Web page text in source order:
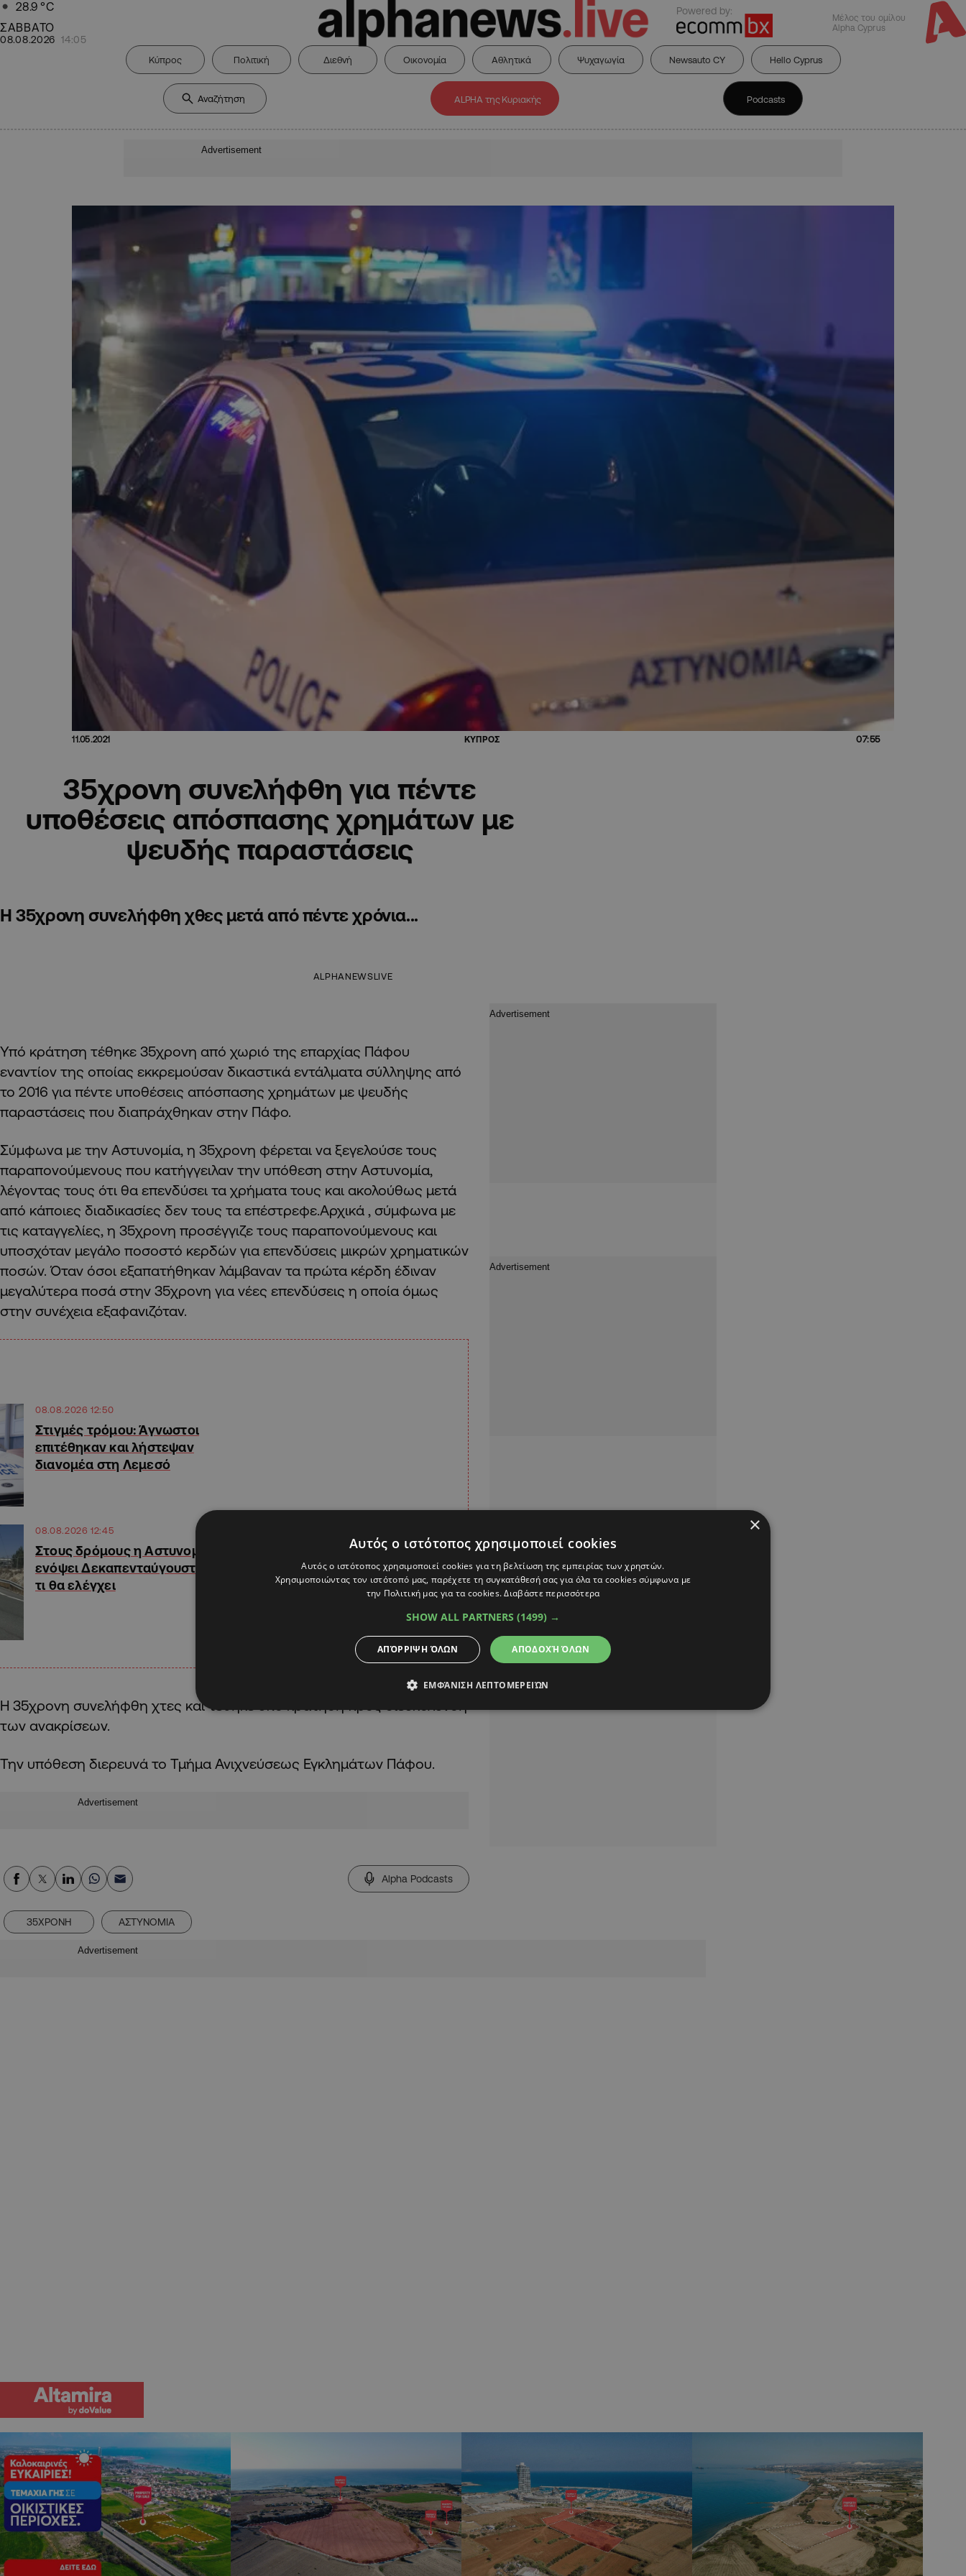
28.9 °C
ΣΑΒΒΑΤΟ
08.08.2026 14:05
Powered by:
Μέλος του ομίλου
Alpha Cyprus
Κύπρος Πολιτική Διεθνή Οικονομία Αθλητικά Ψυχαγωγία Newsauto CY Hello Cyprus
ALPHA της Κυριακής Podcasts
Advertisement
11.05.2021 ΚΥΠΡΟΣ 07:55
35χρονη συνελήφθη για πέντε
υποθέσεις απόσπασης χρημάτων με
ψευδής παραστάσεις
H 35χρονη συνελήφθη χθες μετά από πέντε χρόνια...
ALPHANEWSLIVE
Υπό κράτηση τέθηκε 35χρονη από χωριό της επαρχίας Πάφου
εναντίον της οποίας εκκρεμούσαν δικαστικά εντάλματα σύλληψης από
το 2016 για πέντε υποθέσεις απόσπασης χρημάτων με ψευδής
παραστάσεις που διαπράχθηκαν στην Πάφο.
Σύμφωνα με την Αστυνομία, η 35χρονη φέρεται να ξεγελούσε τους
παραπονούμενους που κατήγγειλαν την υπόθεση στην Αστυνομία,
λέγοντας τους ότι θα επενδύσει τα χρήματα τους και ακολούθως μετά
από κάποιες διαδικασίες δεν τους τα επέστρεφε.Αρχικά , σύμφωνα με
τις καταγγελίες, η 35χρονη προσέγγιζε τoυς παραπονούμενους και
υποσχόταν μεγάλο ποσοστό κερδών για επενδύσεις μικρών χρηματικών
ποσών. Όταν όσοι εξαπατήθηκαν λάμβαναν τα πρώτα κέρδη έδιναν
μεγαλύτερα ποσά στην 35χρονη για νέες επενδύσεις η οποία όμως
στην συνέχεια εξαφανιζόταν.
08.08.2026 12:50
Στιγμές τρόμου: Άγνωστοι
επιτέθηκαν και λήστεψαν
διανομέα στη Λεμεσό
08.08.2026 12:45
Στους δρόμους η Αστυνομία
ενόψει Δεκαπενταύγουστου,
τι θα ελέγχει
Η 35χρονη συνελήφθη χτες και τέθηκε υπό κράτηση προς διευκόλυνση
των ανακρίσεων.
Την υπόθεση διερευνά το Τμήμα Ανιχνεύσεως Εγκλημάτων Πάφου.
Advertisement
Alpha Podcasts
35ΧΡΟΝΗ ΑΣΤΥΝΟΜΙΑ
Advertisement
×
Αυτός ο ιστότοπος χρησιμοποιεί cookies
Αυτός ο ιστότοπος χρησιμοποιεί cookies για τη βελτίωση της εμπειρίας των χρηστών.
Χρησιμοποιώντας τον ιστότοπό μας, παρέχετε τη συγκατάθεσή σας για όλα τα cookies σύμφωνα με
την Πολιτική μας για τα cookies.Διαβάστε περισσότερα
SHOW ALL PARTNERS (1499) →
ΑΠΟΔΟΧΉ ΌΛΩΝ
ΑΠΌΡΡΙΨΗ ΌΛΩΝ
ΕΜΦΆΝΙΣΗ ΛΕΠΤΟΜΕΡΕΙΏΝ